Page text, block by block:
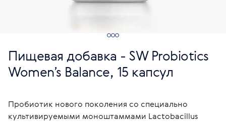
Пищевая добавка - SW Probiotics
Women’s Balance, 15 капсул
Пробиотик нового поколения со специально
культивируемыми моноштаммами Lactobacillus